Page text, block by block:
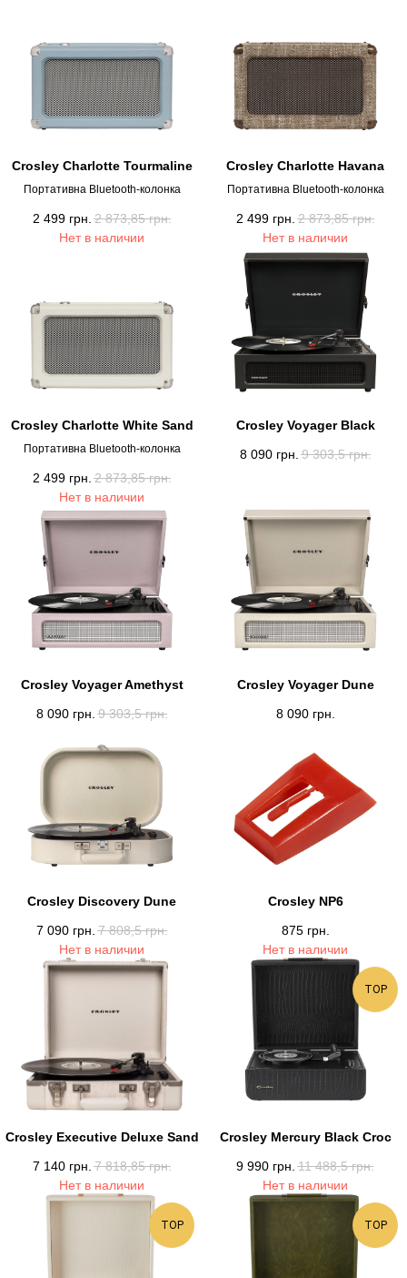
Crosley Charlotte Tourmaline
Портативна Bluetooth-колонка
2 499 грн. 2 873,85 грн.
Нет в наличии
Crosley Charlotte Havana
Портативна Bluetooth-колонка
2 499 грн. 2 873,85 грн.
Нет в наличии
Crosley Charlotte White Sand
Портативна Bluetooth-колонка
2 499 грн. 2 873,85 грн.
Нет в наличии
Crosley Voyager Black
8 090 грн. 9 303,5 грн.
Crosley Voyager Amethyst
8 090 грн. 9 303,5 грн.
Crosley Voyager Dune
8 090 грн.
Crosley Discovery Dune
7 090 грн. 7 808,5 грн.
Нет в наличии
Crosley NP6
875 грн.
Нет в наличии
Crosley Executive Deluxe Sand
7 140 грн. 7 818,85 грн.
Нет в наличии
TOP
Crosley Mercury Black Croc
9 990 грн. 11 488,5 грн.
Нет в наличии
TOP TOP